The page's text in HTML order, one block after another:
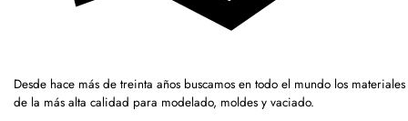
Desde hace más de treinta años buscamos en todo el mundo los materiales
de la más alta calidad para modelado, moldes y vaciado.